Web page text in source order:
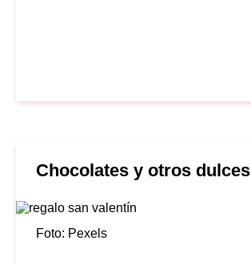
Chocolates y otros dulces
Foto: Pexels